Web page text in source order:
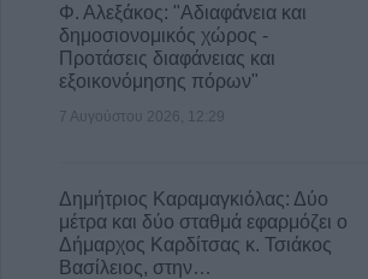
Φ. Αλεξάκος: "Αδιαφάνεια και
δημοσιονομικός χώρος -
Προτάσεις διαφάνειας και
εξοικονόμησης πόρων"
7 Αυγούστου 2026, 12:29
Δημήτριος Καραμαγκιόλας: Δύο
μέτρα και δύο σταθμά εφαρμόζει ο
Δήμαρχος Καρδίτσας κ. Τσιάκος
Βασίλειος, στην…